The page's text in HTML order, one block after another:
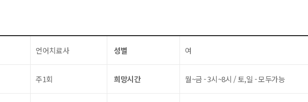
언어치료사 성별 여
주1회 희망시간 월~금 - 3시~8시 / 토,일 - 모두가능